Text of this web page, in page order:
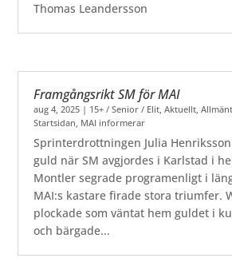
Thomas Leandersson
Framgångsrikt SM för MAI
aug 4, 2025 | 15+ / Senior / Elit ,Aktuellt ,Allmänt
Startsidan MAI informerar
Sprinterdrottningen Julia
guld när SM avgjordes i Karlstad i
Montler segrade programenligt i
MAI:s kastare firade stora triumfer.
plockade som väntat hem guldet i
och bärgade...